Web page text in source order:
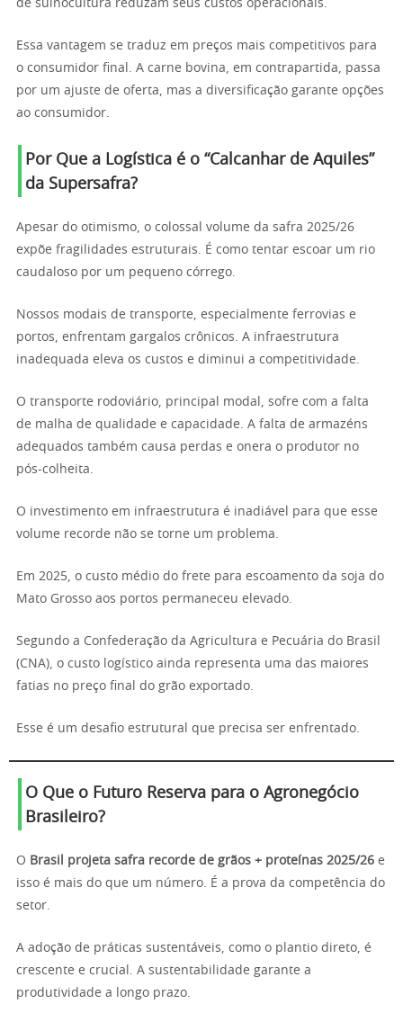
de suinocultura reduzam seus custos operacionais.
Essa vantagem se traduz em preços mais competitivos para
o consumidor final. A carne bovina, em contrapartida, passa
por um ajuste de oferta, mas a diversificação garante opções
ao consumidor.
Por Que a Logística é o “Calcanhar de Aquiles”
da Supersafra?
Apesar do otimismo, o colossal volume da safra 2025/26
expõe fragilidades estruturais. É como tentar escoar um rio
caudaloso por um pequeno córrego.
Nossos modais de transporte, especialmente ferrovias e
portos, enfrentam gargalos crônicos. A infraestrutura
inadequada eleva os custos e diminui a competitividade.
O transporte rodoviário, principal modal, sofre com a falta
de malha de qualidade e capacidade. A falta de armazéns
adequados também causa perdas e onera o produtor no
pós-colheita.
O investimento em infraestrutura é inadiável para que esse
volume recorde não se torne um problema.
Em 2025, o custo médio do frete para escoamento da soja do
Mato Grosso aos portos permaneceu elevado.
Segundo a Confederação da Agricultura e Pecuária do Brasil
(CNA), o custo logístico ainda representa uma das maiores
fatias no preço final do grão exportado.
Esse é um desafio estrutural que precisa ser enfrentado.
O Que o Futuro Reserva para o Agronegócio
Brasileiro?
O Brasil projeta safra recorde de grãos + proteínas 2025/26 e
isso é mais do que um número. É a prova da competência do
setor.
A adoção de práticas sustentáveis, como o plantio direto, é
crescente e crucial. A sustentabilidade garante a
produtividade a longo prazo.